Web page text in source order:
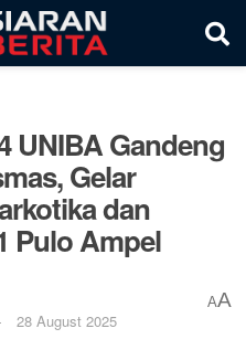
UNIBA Gandeng
Gelar
dan
Pulo Ampel
28 August 2025
AA